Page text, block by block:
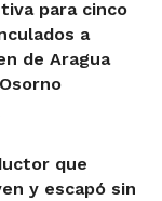
para cinco
a
de Aragua
que
y escapó sin